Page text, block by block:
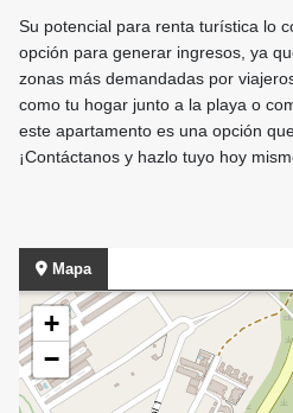
Su potencial para renta turística lo
opción para generar ingresos, ya
zonas más demandadas por
como tu hogar junto a la playa o
este apartamento es una opción
¡Contáctanos y hazlo tuyo hoy
Mapa
+
−